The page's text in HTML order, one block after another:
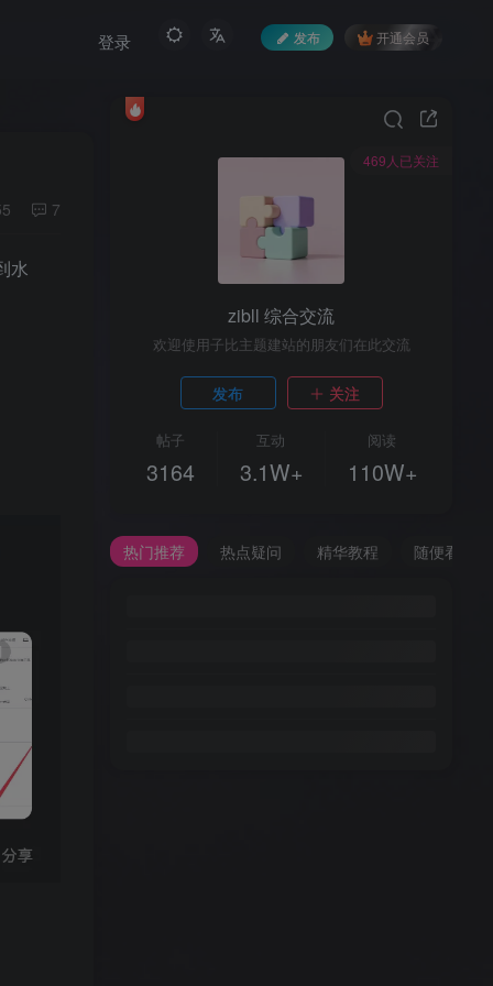
发布 开通会员
登录
7
水
469人已关注
zibll 综合交流
欢迎使用子比主题建站的朋友们在此交流
发布 关注
帖子
3164
互动
3.1W+
阅读
110W+
热门推荐 热点疑问 精华教程 随便看看